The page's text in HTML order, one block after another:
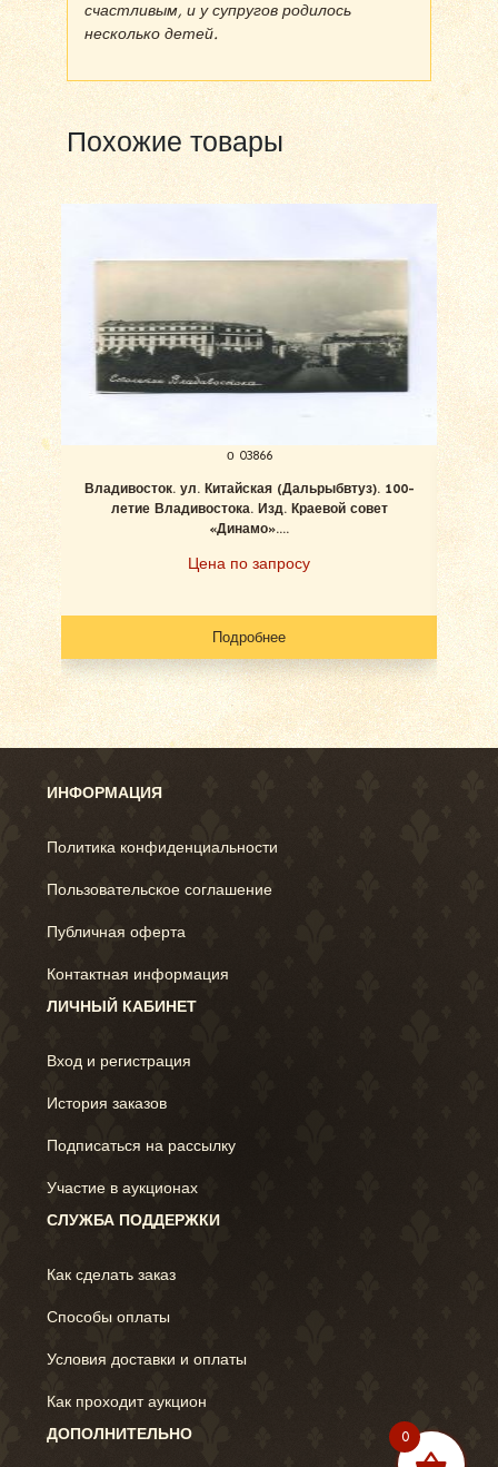
счастливым, и у супругов родилось
несколько детей.
Похожие товары
о 03866
Владивосток. ул. Китайская (Дальрыбвтуз). 100-
летие Владивостока. Изд. Краевой совет
«Динамо»....
Цена по запросу
Подробнее
ИНФОРМАЦИЯ
Политика конфиденциальности
Пользовательское соглашение
Публичная оферта
Контактная информация
ЛИЧНЫЙ КАБИНЕТ
Вход и регистрация
История заказов
Подписаться на рассылку
Участие в аукционах
СЛУЖБА ПОДДЕРЖКИ
Как сделать заказ
Способы оплаты
Условия доставки и оплаты
Как проходит аукцион
ДОПОЛНИТЕЛЬНО
0